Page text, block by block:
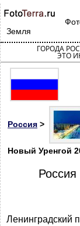
Земля
ГОРОДА
ЭТО
Россия >
Новый Уренгой
Ленинградский